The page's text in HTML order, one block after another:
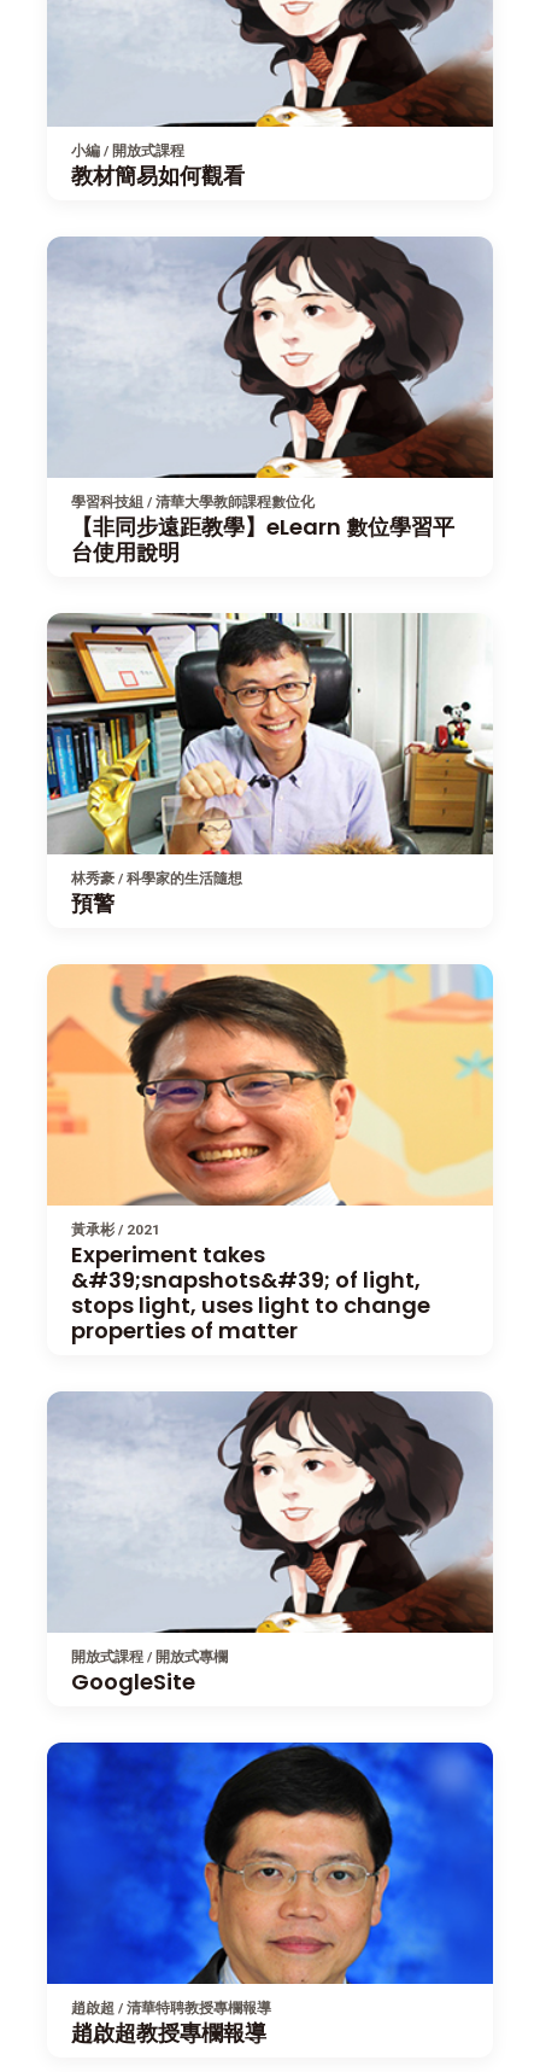
小編 / 開放式課程
教材簡易如何觀看
學習科技組 / 清華大學教師課程數位化
【非同步遠距教學】eLearn 數位學習平
台使用說明
林秀豪 / 科學家的生活隨想
預警
黃承彬 / 2021
Experiment takes
&#39;snapshots&#39; of light,
stops light, uses light to change
properties of matter
開放式課程 / 開放式專欄
GoogleSite
趙啟超 / 清華特聘教授專欄報導
趙啟超教授專欄報導